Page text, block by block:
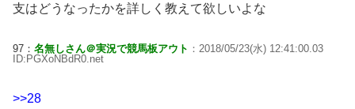
支はどうなったかを詳しく教えて欲しいよな
97： 名無しさん＠実況で競馬板アウト ：2018/05/23(水) 12:41:00.03
ID:PGXoNBdR0.net
>>28